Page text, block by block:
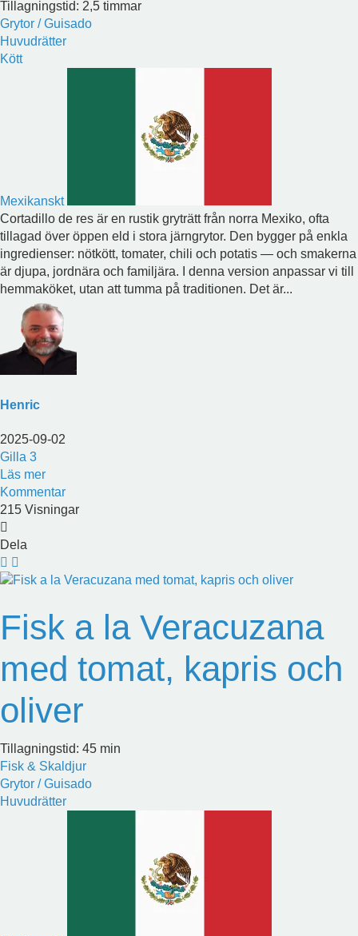
Tillagningstid: 2,5 timmar
Grytor / Guisado
Huvudrätter
Kött
Mexikanskt
Cortadillo de res är en rustik gryträtt från norra Mexiko, ofta
tillagad över öppen eld i stora järngrytor. Den bygger på enkla
ingredienser: nötkött, tomater, chili och potatis — och smakerna
är djupa, jordnära och familjära. I denna version anpassar vi till
hemmaköket, utan att tumma på traditionen. Det är...
Henric
2025-09-02
Gilla 3
Läs mer
Kommentar
215 Visningar
Dela
Fisk a la Veracuzana
med tomat, kapris och
oliver
Tillagningstid: 45 min
Fisk & Skaldjur
Grytor / Guisado
Huvudrätter